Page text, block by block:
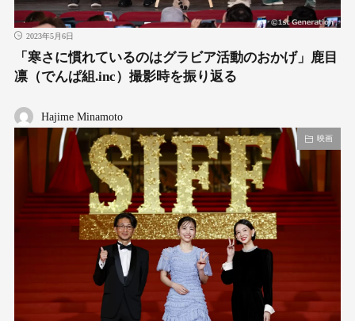
2023年5月6日
「寒さに慣れているのはグラビア活動のおかげ」鹿目
凛（でんぱ組.inc）撮影時を振り返る
Hajime Minamoto
映画